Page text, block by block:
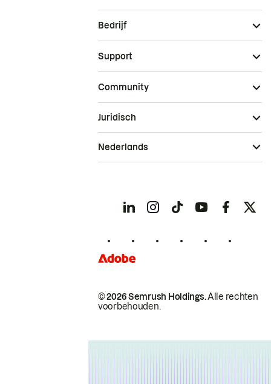
Bedrijf
Support
Community
© 2026 Semrush Holdings.Alle rechten
voorbehouden.
Juridisch
Nederlands